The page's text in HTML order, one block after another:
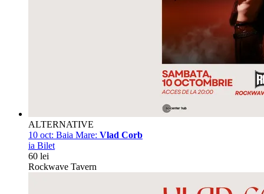
ALTERNATIVE
10 oct: Baia Mare: Vlad Corb
ia Bilet
60 lei
Rockwave Tavern